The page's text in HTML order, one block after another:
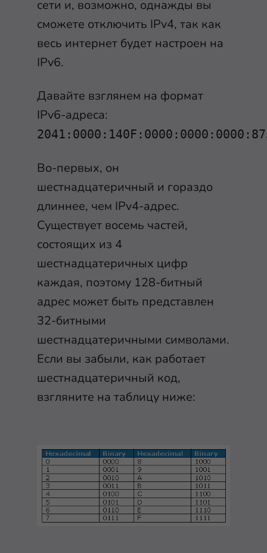
сети и, возможно, однажды вы
сможете отключить IPv4, так как
весь интернет будет настроен на
IPv6.
Давайте взглянем на формат
IPv6-адреса:
Во-первых, он
шестнадцатеричный и гораздо
длиннее, чем IPv4-адрес.
Существует восемь частей,
состоящих из 4
шестнадцатеричных цифр
каждая, поэтому 128-битный
адрес может быть представлен
32-битными
шестнадцатеричными символами.
Если вы забыли, как работает
шестнадцатеричный код,
взгляните на таблицу ниже: